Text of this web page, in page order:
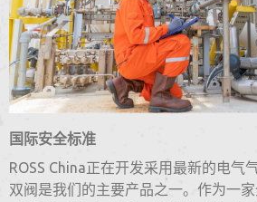
国际安全标准
ROSS China正在开发采用最新的电气
双阀是我们的主要产品之一。作为一